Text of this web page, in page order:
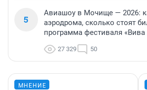
5
Авиашоу в Мочище — 2026:
аэродрома, сколько стоят
программа фестиваля «Вива
27 329 50
МНЕНИЕ